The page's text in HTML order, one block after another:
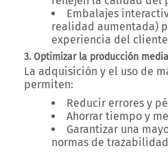
Embalajes
realidad aumentada)
experiencia del
3. Optimizar la producción
La adquisición y el uso de
permiten:
Reducir errores y
Ahorrar tiempo y
Garantizar una
normas de